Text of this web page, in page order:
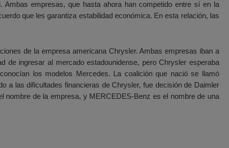
Ambas empresas, que hasta ahora han competido entre sí en la
que les garantiza estabilidad económica. En esta relación, las
de la empresa americana Chrysler. Ambas empresas iban a
de ingresar al mercado estadounidense, pero Chrysler esperaba
los modelos Mercedes. La coalición que nació se llamó
a las dificultades financieras de Chrysler, fue decisión de Daimler
nombre de la empresa, y MERCEDES-Benz es el nombre de una